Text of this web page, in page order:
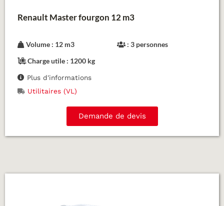
Renault Master fourgon 12 m3
Volume : 12 m3 : 3 personnes
Charge utile : 1200 kg
Plus d'informations
Utilitaires (VL)
Demande de devis